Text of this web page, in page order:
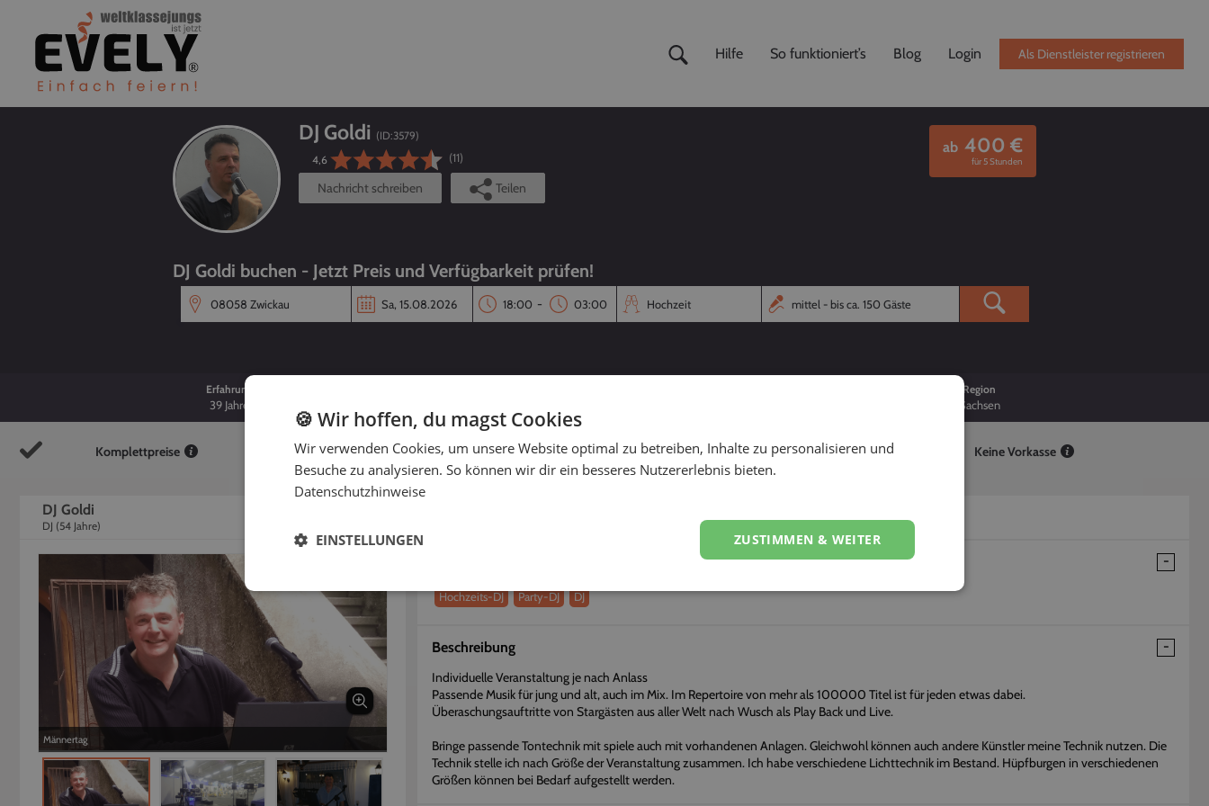
Hilfe So funktioniert’s Blog Login Als Dienstleister registrieren
DJ Goldi (ID:3579)
4,6
(11)
Nachricht schreiben Teilen
ab 400 €
für 5 Stunden
DJ Goldi buchen - Jetzt Preis und Verfügbarkeit prüfen!
-
Erfahrung
39 Jahre
Region
Sachsen
Komplettpreise Sofort buchen Flexibel stornieren Keine Vorkasse
DJ Goldi
DJ (54 Jahre)
Männertag
Erhalte einen persönlichen Eindruck vom Dienstleister
Hochzeits-DJ Party-DJ DJ
Beschreibung
Individuelle Veranstaltung je nach Anlass
Passende Musik für jung und alt, auch im Mix. Im Repertoire von mehr als 100000 Titel ist für jeden etwas dabei.
Überaschungsauftritte von Stargästen aus aller Welt nach Wusch als Play Back und Live.
Bringe passende Tontechnik mit spiele auch mit vorhandenen Anlagen. Gleichwohl können auch andere Künstler meine Technik nutzen. Die
Technik stelle ich nach Größe der Veranstaltung zusammen. Ich habe verschiedene Lichttechnik im Bestand. Hüpfburgen in verschiedenen
Größen können bei Bedarf aufgestellt werden.
🍪 Wir hoffen, du magst Cookies
Wir verwenden Cookies, um unsere Website optimal zu betreiben, Inhalte zu personalisieren und
Besuche zu analysieren. So können wir dir ein besseres Nutzererlebnis bieten.
Datenschutzhinweise
ZUSTIMMEN & WEITER
EINSTELLUNGEN